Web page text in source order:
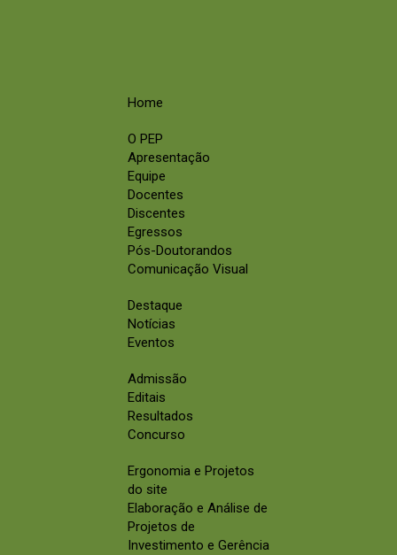
Home
O PEP
Apresentação
Equipe
Docentes
Discentes
Egressos
Pós-Doutorandos
Comunicação Visual
Destaque
Notícias
Eventos
Admissão
Editais
Resultados
Concurso
Ergonomia e Projetos
do site
Elaboração e Análise de
Projetos de
Investimento e Gerência